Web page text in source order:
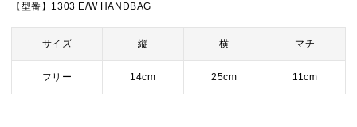
【型番】1303 E/W HANDBAG
サイズ 縦 横 マチ
フリー 14cm 25cm 11cm